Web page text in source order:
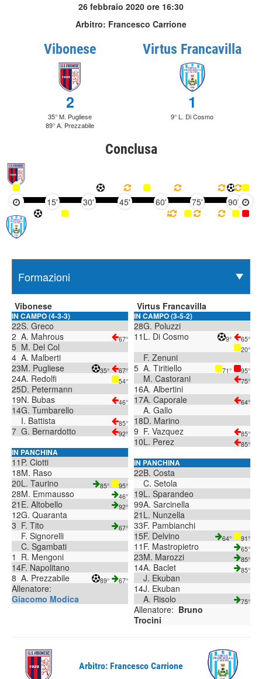
26 febbraio 2020 ore 16:30
Arbitro: Francesco Carrione
Vibonese
2
35° M. Pugliese
89° A. Prezzabile
Virtus Francavilla
1
9° L. Di Cosmo
Conclusa
15' 30' 45' 60' 75' 90'
Vibonese
IN CAMPO (4-3-3)
22S. Greco
2 A. Mahrous 67°
5 M. Del Col
4 A. Malberti
23M. Pugliese 35° 67°
24A. Redolfi 54°
25D. Petermann
19N. Bubas 46°
14G. Tumbarello
I. Battista
85°
7 G. Bernardotto 92°
IN PANCHINA
11 P. Ciotti
18M. Raso
20L. Taurino 85° 95°
28M. Emmausso 46°
21 E. Altobello 92°
12G. Quaranta
3 F. Tito 67°
F. Signorelli
C. Sgambati
1 R. Mengoni
14F. Napolitano
8 A. Prezzabile 89° 67°
Allenatore:
Giacomo Modica
Virtus Francavilla
IN CAMPO (3-5-2)
28G. Poluzzi
11 L. Di Cosmo 9°
65°
20°
F. Zenuni
5 A. Tiritiello 71° 95°
M. Castorani 75°
16A. Albertini
17A. Caporale 64°
A. Gallo
18D. Marino
9 F. Vazquez 85°
10L. Perez 85°
IN PANCHINA
22B. Costa
C. Setola
19L. Sparandeo
99A. Sarcinella
21 L. Nunzella
33F. Pambianchi
15F. Delvino 64° 91°
11 F. Mastropietro 65°
23M. Marozzi 85°
14A. Baclet 85°
J. Ekuban
14J. Ekuban
A. Risolo
75°
Allenatore: Bruno
Trocini
Arbitro: Francesco Carrione